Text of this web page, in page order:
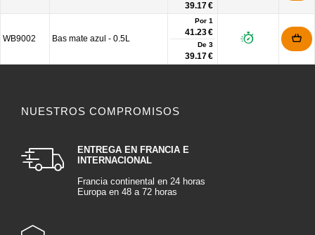
39.17 €
WB9002 Bas mate azul - 0.5L
Por 1
41.23 €
De 3
39.17 €
NUESTROS COMPROMISOS
ENTREGA EN FRANCIA E
INTERNACIONAL
Francia continental en 24 horas
Europa en 48 a 72 horas